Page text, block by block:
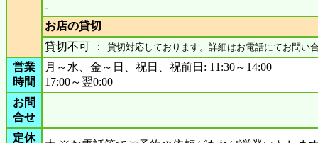
-
お店の貸切
貸切不可 ： 貸切対応しております。詳細はお電話にてお問い
営業
時間
月～水、金～日、祝日、祝前日: 11:30～14:00
17:00～翌0:00
お問
合せ
定休